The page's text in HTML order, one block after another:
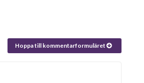
Hoppa till kommentarformuläret